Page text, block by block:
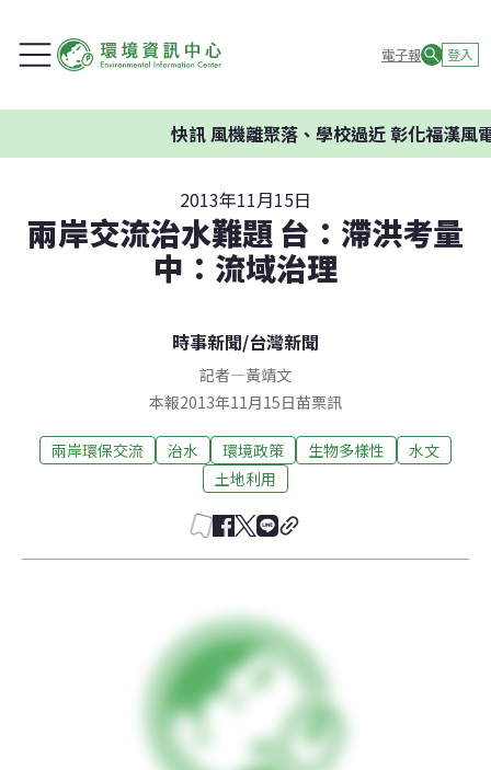
電子報 登入
快訊風機離聚落、學校過近 彰化福漢風電
2013年11月15日
兩岸交流治水難題 台：滯洪考量
中：流域治理
時事新聞/台灣新聞
記者—黃靖文
本報2013年11月15日苗栗訊
兩岸環保交流 治水 環境政策 生物多樣性
水文
土地利用